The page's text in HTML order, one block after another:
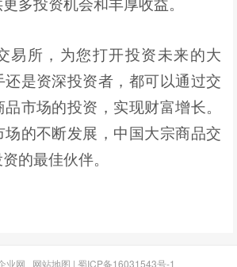
易所，为您打开投资未来的大
是资深投资者，都可以通过交
市场的投资，实现财富增长。
的不断发展，中国大宗商品交
的最佳伙伴。
业网 网站地图 | 蜀ICP备16031543号-1